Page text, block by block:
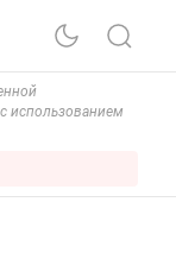
использованием